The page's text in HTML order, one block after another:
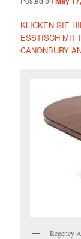
KLICKEN SIE
ESSTISCH MIT
CANONBURY
Regency